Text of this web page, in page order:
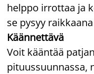
helppo irrottaa ja
se pysyy
Käännettävä
Voit kääntää
pituussuunnassa,